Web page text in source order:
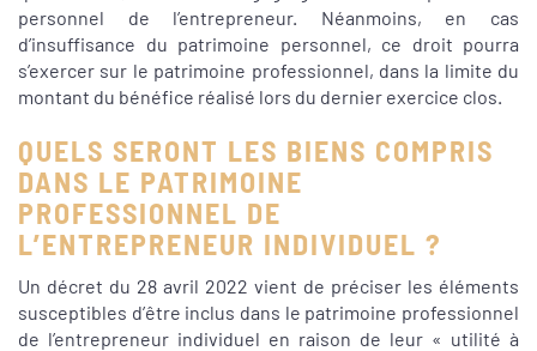
personnel de l’entrepreneur. Néanmoins, en cas
d’insuffisance du patrimoine personnel, ce droit pourra
s’exercer sur le patrimoine professionnel, dans la limite du
montant du bénéfice réalisé lors du dernier exercice clos.
QUELS SERONT LES BIENS COMPRIS
DANS LE PATRIMOINE
PROFESSIONNEL DE
L’ENTREPRENEUR INDIVIDUEL ?
Un décret du 28 avril 2022 vient de préciser les éléments
susceptibles d’être inclus dans le patrimoine professionnel
de l’entrepreneur individuel en raison de leur « utilité à